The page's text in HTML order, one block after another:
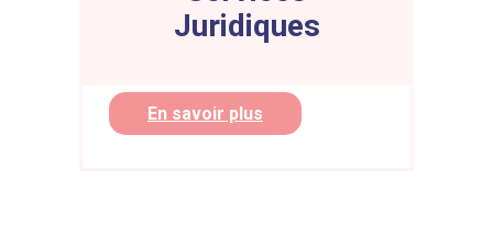
Juridiques
En savoir plus